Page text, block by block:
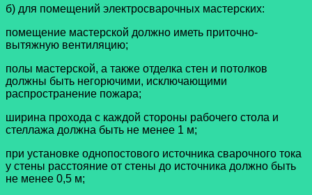
б) для помещений электросварочных мастерских:
помещение мастерской должно иметь приточно-
вытяжную вентиляцию;
полы мастерской, а также отделка стен и потолков
должны быть негорючими, исключающими
распространение пожара;
ширина прохода с каждой стороны рабочего стола и
стеллажа должна быть не менее 1 м;
при установке однопостового источника сварочного тока
у стены расстояние от стены до источника должно быть
не менее 0,5 м;